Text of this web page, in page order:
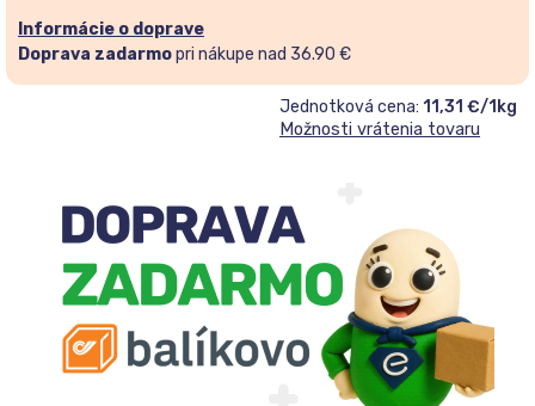
mailovú
adresu
a
čakateľov
Informácie o doprave
Doprava zadarmopri nákupe nad 36.90 €
Jednotková cena: 11,31 €/1kg
Možnosti vrátenia tovaru